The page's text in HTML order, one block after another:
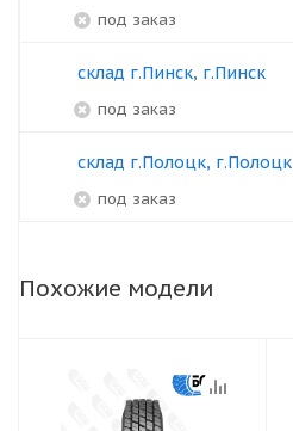
под заказ
склад г.Пинск, г.Пинск
под заказ
склад г.Полоцк, г.Полоцк
под заказ
Похожие модели